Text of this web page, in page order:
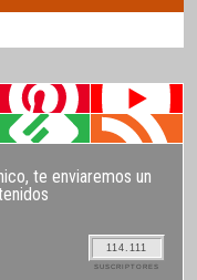
te enviaremos un
114.111
SUSCRIPTORES